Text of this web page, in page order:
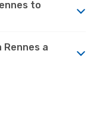
to
a